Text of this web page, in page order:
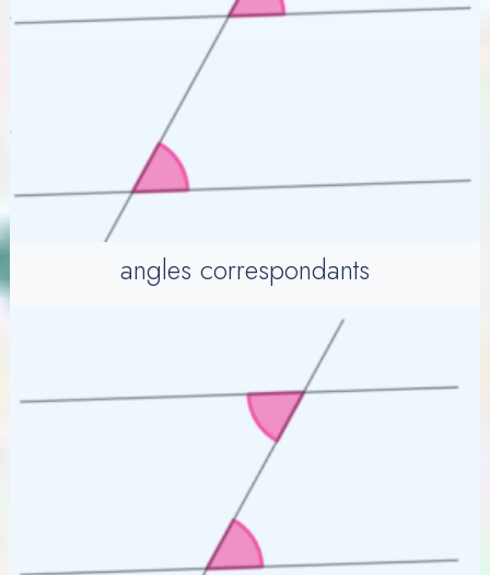
angles correspondants